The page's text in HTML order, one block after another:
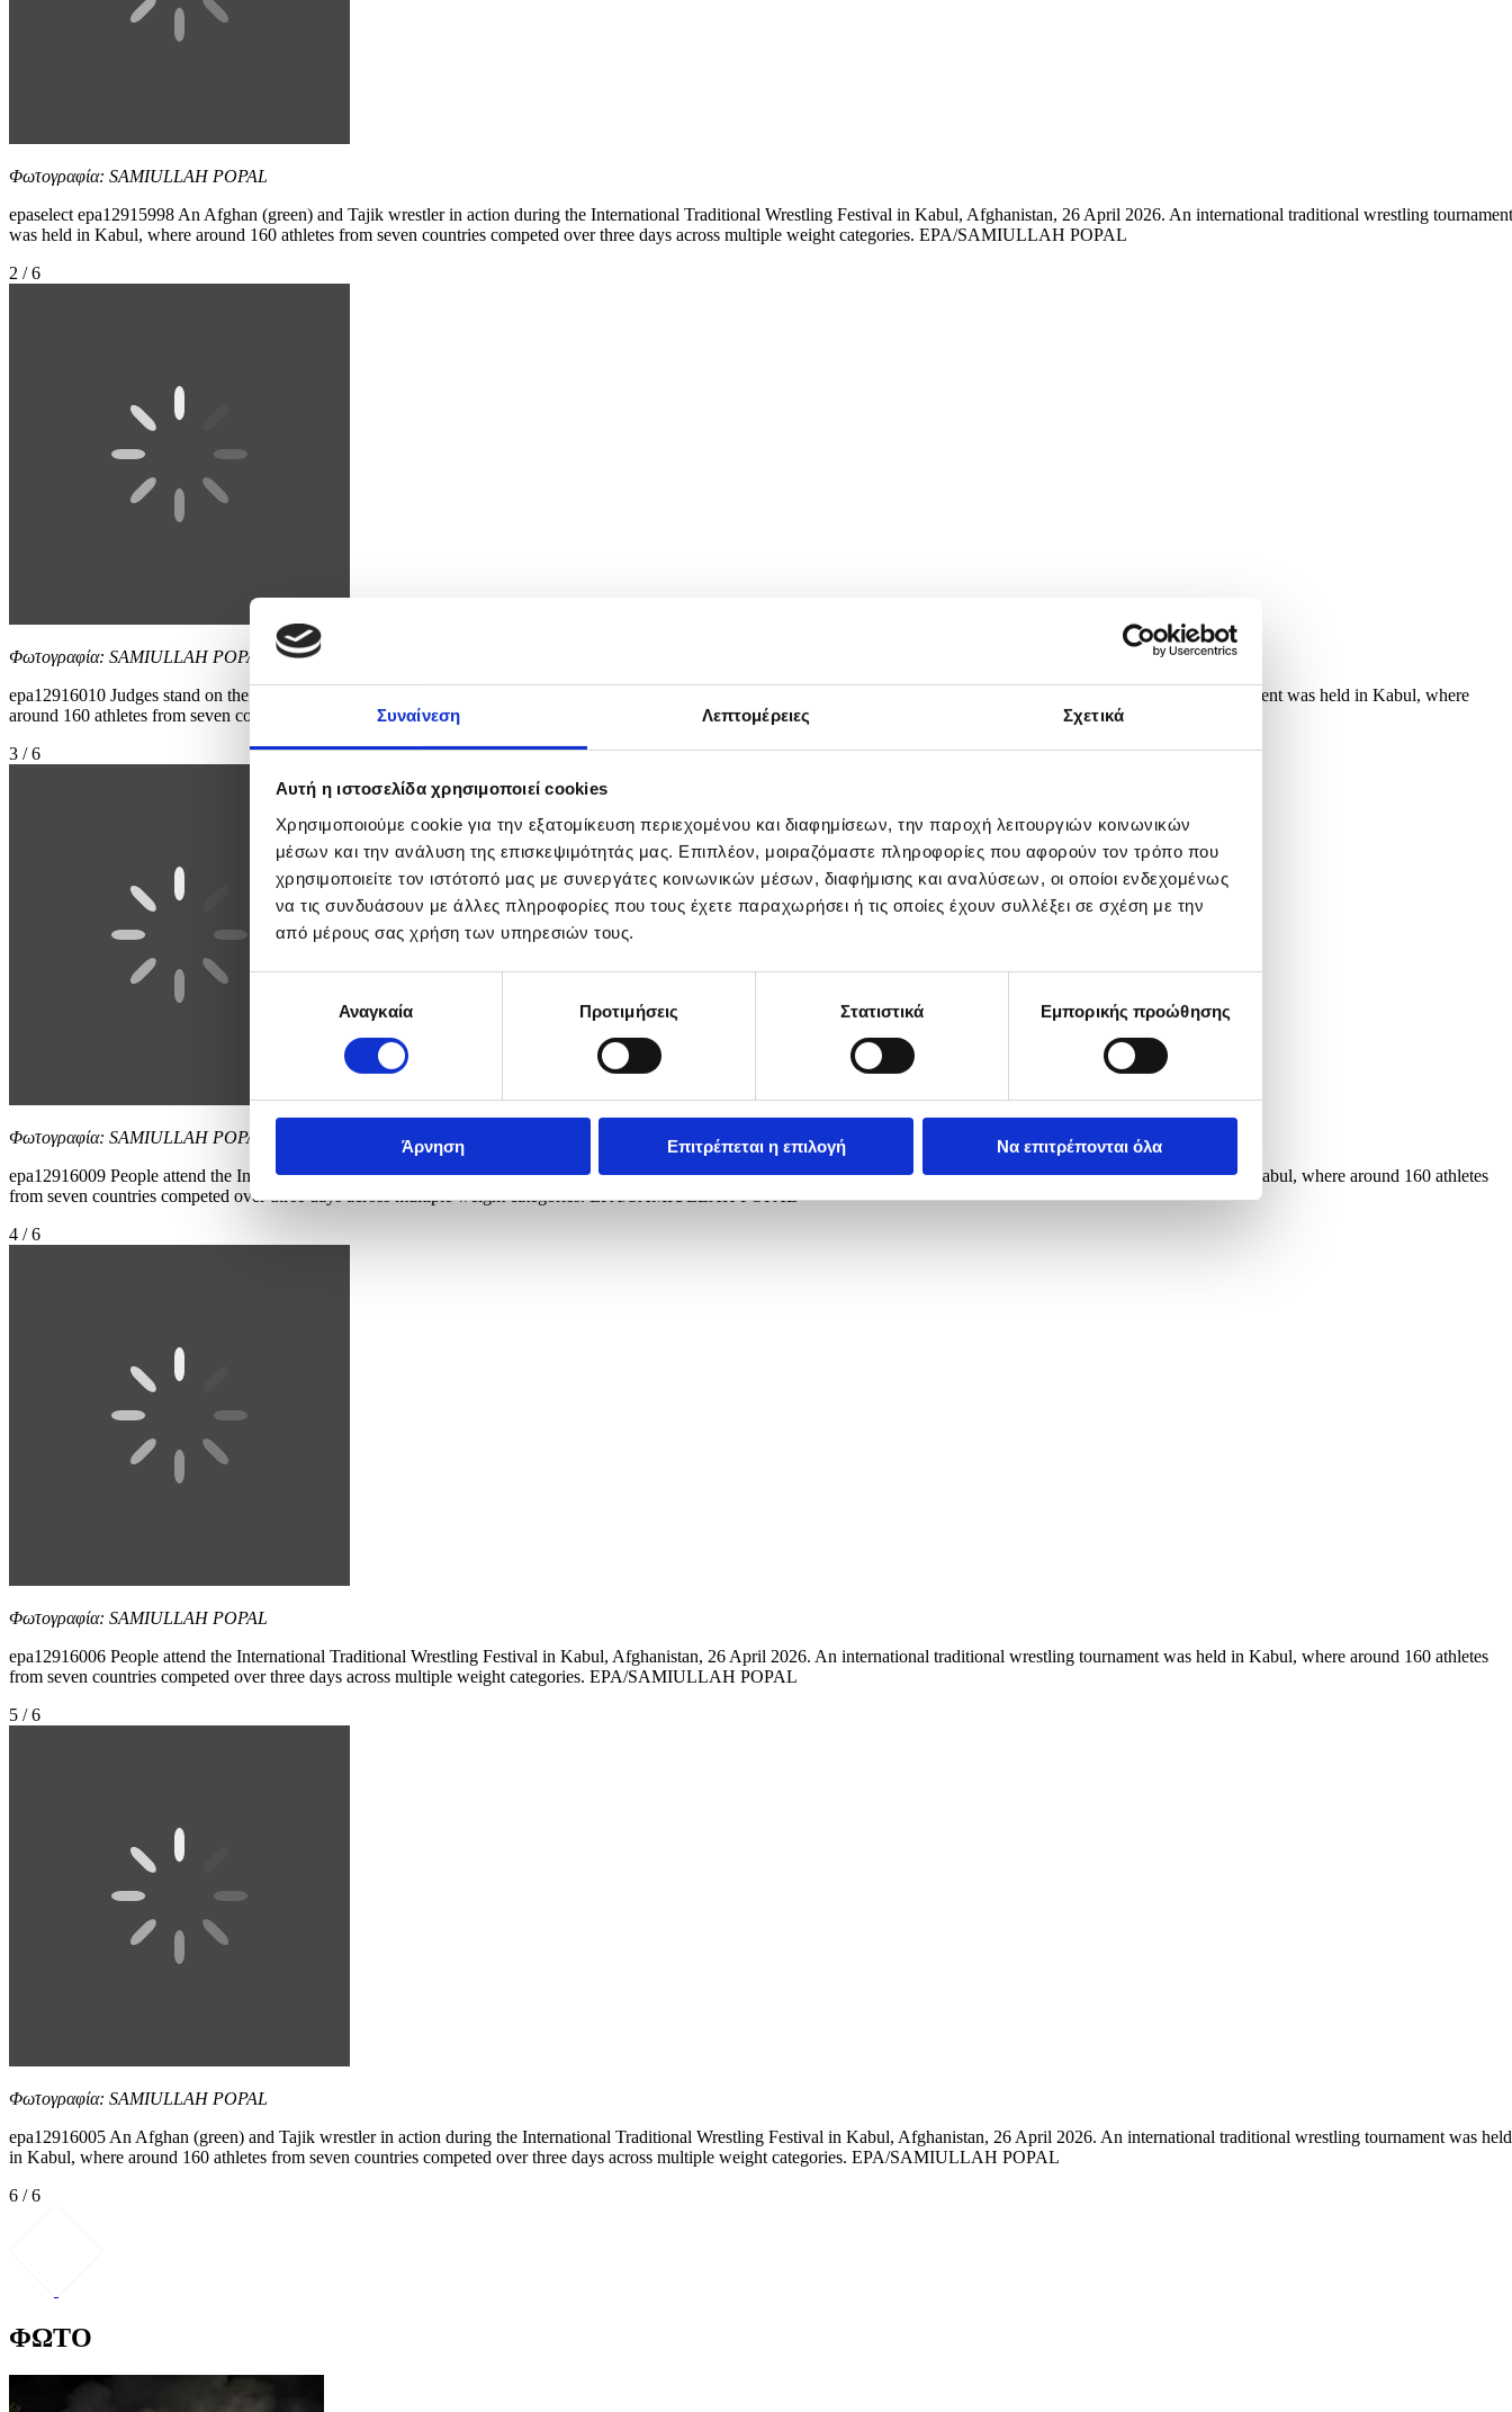
Συναίνεση Λεπτομέρειες Σχετικά
Αυτή η ιστοσελίδα χρησιμοποιεί cookies
Χρησιμοποιούμε cookie για την εξατομίκευση περιεχομένου και διαφημίσεων, την παροχή λειτουργιών κοινωνικών
μέσων και την ανάλυση της επισκεψιμότητάς μας. Επιπλέον, μοιραζόμαστε πληροφορίες που αφορούν τον τρόπο που
χρησιμοποιείτε τον ιστότοπό μας με συνεργάτες κοινωνικών μέσων, διαφήμισης και αναλύσεων, οι οποίοι ενδεχομένως
να τις συνδυάσουν με άλλες πληροφορίες που τους έχετε παραχωρήσει ή τις οποίες έχουν συλλέξει σε σχέση με την
από μέρους σας χρήση των υπηρεσιών τους.
συγκατάθεσηςΑναγκαία Προτιμήσεις Στατιστικά Εμπορικής προώθησης
Άρνηση Επιτρέπεται η επιλογή Να επιτρέπονται όλα
Φωτογραφία: SAMIULLAH POPAL
epaselect epa12915998 An Afghan (green) and Tajik wrestler in action during the International Traditional Wrestling Festival in Kabul, Afghanistan, 26 April 2026. An international traditional wrestling tournament
was held in Kabul, where around 160 athletes from seven countries competed over three days across multiple weight categories. EPA/SAMIULLAH POPAL
2 / 6
Φωτογραφία: SAMIULLAH POPAL
epa12916010 Judges stand on the mat during the International Traditional Wrestling Festival in Kabul, Afghanistan, 26 April 2026. An international traditional wrestling tournament was held in Kabul, where
around 160 athletes from seven countries competed over three days across multiple weight categories. EPA/SAMIULLAH POPAL
3 / 6
Φωτογραφία: SAMIULLAH POPAL
epa12916009 People attend the International Traditional Wrestling Festival in Kabul, Afghanistan, 26 April 2026. An international traditional wrestling tournament was held in Kabul, where around 160 athletes
from seven countries competed over three days across multiple weight categories. EPA/SAMIULLAH POPAL
4 / 6
Φωτογραφία: SAMIULLAH POPAL
epa12916006 People attend the International Traditional Wrestling Festival in Kabul, Afghanistan, 26 April 2026. An international traditional wrestling tournament was held in Kabul, where around 160 athletes
from seven countries competed over three days across multiple weight categories. EPA/SAMIULLAH POPAL
5 / 6
Φωτογραφία: SAMIULLAH POPAL
epa12916005 An Afghan (green) and Tajik wrestler in action during the International Traditional Wrestling Festival in Kabul, Afghanistan, 26 April 2026. An international traditional wrestling tournament was held
in Kabul, where around 160 athletes from seven countries competed over three days across multiple weight categories. EPA/SAMIULLAH POPAL
6 / 6
ΦΩΤΟ